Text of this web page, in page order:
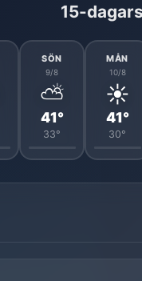
15-
SÖN
9/8
⛅
41°
33°
MÅN
10/8
☀️
41°
30°